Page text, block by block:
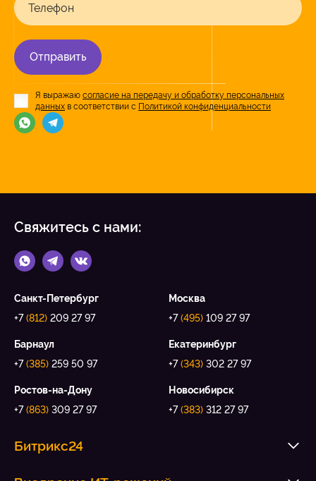
Телефон
Отправить
Я выражаю согласие на передачу и обработку персональных
данных в соответствии с Политикой конфиденциальности
Свяжитесь с нами:
Санкт-Петербург
+7(812) 209 27 97
Москва
+7(495) 109 27 97
Барнаул
+7(385) 259 50 97
Екатеринбург
+7(343) 302 27 97
Ростов-на-Дону
+7(863) 309 27 97
Новосибирск
+7(383) 312 27 97
Битрикс24